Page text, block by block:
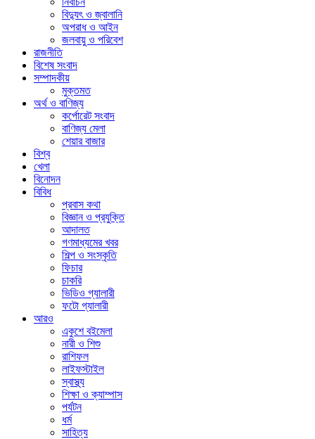
বিদ্যুৎ ও জ্বালানি
অপরাধ ও আইন
জলবায়ু ও পরিবেশ
রাজনীতি
বিশেষ সংবাদ
সম্পাদকীয়
মুক্তমত
অর্থ ও বাণিজ্য
কর্পোরেট সংবাদ
বাণিজ্য মেলা
শেয়ার বাজার
বিশ্ব
খেলা
বিনোদন
বিবিধ
প্রবাস কথা
বিজ্ঞান ও প্রযুক্তি
আদালত
গণমাধ্যমের খবর
শিল্প ও সংস্কৃতি
ফিচার
চাকরি
ভিডিও গ্যালারী
ফটো গ্যালারী
আরও
একুশে বইমেলা
নারী ও শিশু
রাশিফল
লাইফস্টাইল
স্বাস্থ্য
শিক্ষা ও ক্যাম্পাস
পর্যটন
ধর্ম
সাহিত্য